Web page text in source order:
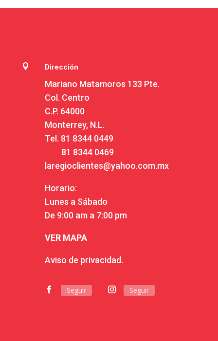
 Dirección
Mariano Matamoros 133 Pte.
Col. Centro
C.P. 64000
Monterrey, N.L.
Tel. 81 8344 0449
81 8344 0469
laregioclientes@yahoo.com.mx
Horario:
Lunes a Sábado
De 9:00 am a 7:00 pm
VER MAPA
Aviso de privacidad.
Seguir Seguir